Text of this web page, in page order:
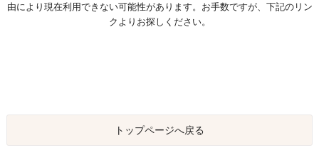
由により現在利用できない可能性があります。お手数ですが、下記のリン
クよりお探しください。
トップページへ戻る